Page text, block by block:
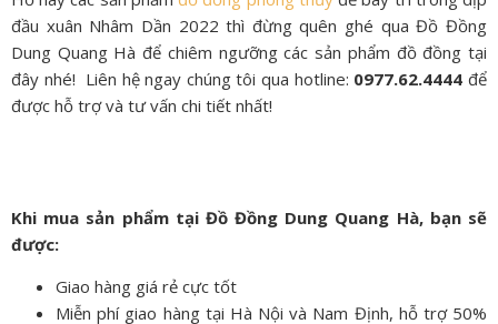
đầu xuân Nhâm Dần 2022 thì đừng quên ghé qua Đồ Đồng
Dung Quang Hà để chiêm ngưỡng các sản phẩm đồ đồng tại
đây nhé! Liên hệ ngay chúng tôi qua hotline: 0977.62.4444 để
được hỗ trợ và tư vấn chi tiết nhất!
Khi mua sản phẩm tại Đồ Đồng Dung Quang Hà, bạn sẽ
được:
Giao hàng giá rẻ cực tốt
Miễn phí giao hàng tại Hà Nội và Nam Định, hỗ trợ 50%